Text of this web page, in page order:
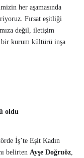
her aşamasında
Fırsat eşitliği
değil, iletişim
bir kurum kültürü inşa
oldu
İş’te Eşit Kadın
belirten Ayşe Doğruöz,